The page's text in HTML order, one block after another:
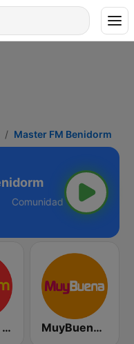
Master FM Benidorm
Activa FM - Alicante MuyBuena - Alicante